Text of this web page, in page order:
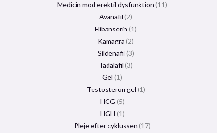
Medicin mod erektil dysfunktion 11
Avanafil 2
Flibanserin 1
Kamagra 2
Sildenafil 3
Tadalafil 3
Gel 1
Testosteron gel 1
HCG 5
HGH 1
Pleje efter cyklussen 17